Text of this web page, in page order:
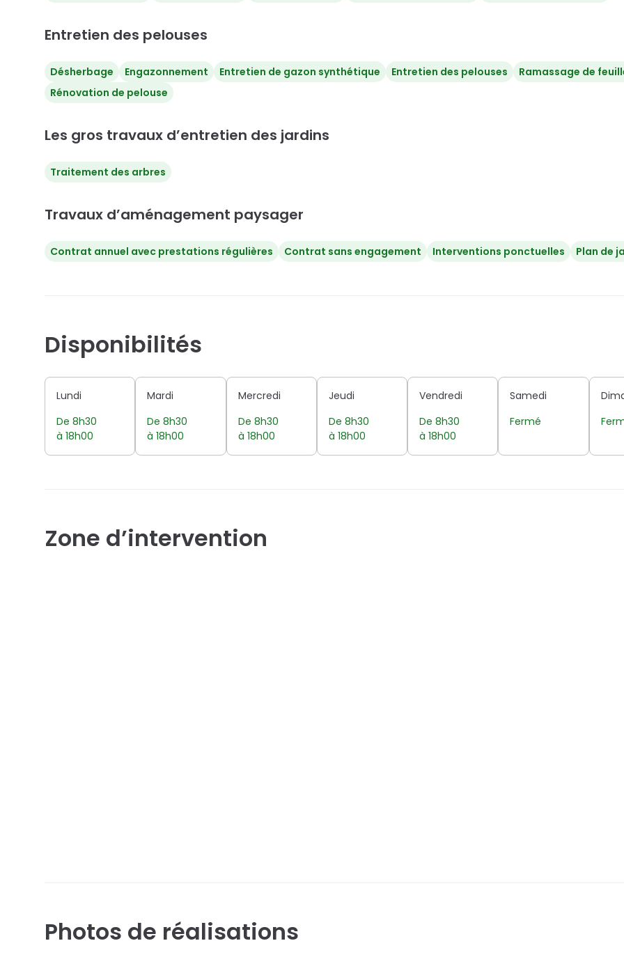
Entretien des pelouses
Désherbage Engazonnement Entretien de gazon synthétique Entretien des pelouses
Ramassage de
Rénovation de pelouse
Les gros travaux d’entretien des jardins
Traitement des arbres
Travaux d’aménagement paysager
Contrat annuel avec prestations régulières Contrat sans engagement Interventions ponctuelles Plan de
Disponibilités
Lundi
De 8h30
à 18h00
Mardi
De 8h30
à 18h00
Mercredi
De 8h30
à 18h00
Jeudi
De 8h30
à 18h00
Vendredi
De 8h30
à 18h00
Samedi
Fermé
Zone d’intervention
Photos de réalisations